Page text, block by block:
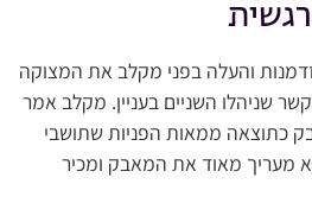
והעלה בפני מקלב את המצוקה
שניהלו השניים בעניין. מקלב אמר
כתוצאה ממאות הפניות שתושבי
מעריך מאוד את המאבק ומכיר